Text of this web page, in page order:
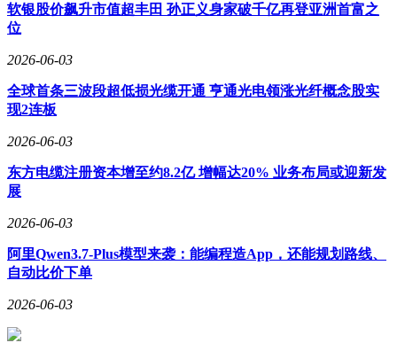
软银股价飙升市值超丰田 孙正义身家破千亿再登亚洲首富之
位
2026-06-03
全球首条三波段超低损光缆开通 亨通光电领涨光纤概念股实
现2连板
2026-06-03
东方电缆注册资本增至约8.2亿 增幅达20% 业务布局或迎新发
展
2026-06-03
阿里Qwen3.7-Plus模型来袭：能编程造App，还能规划路线、
自动比价下单
2026-06-03